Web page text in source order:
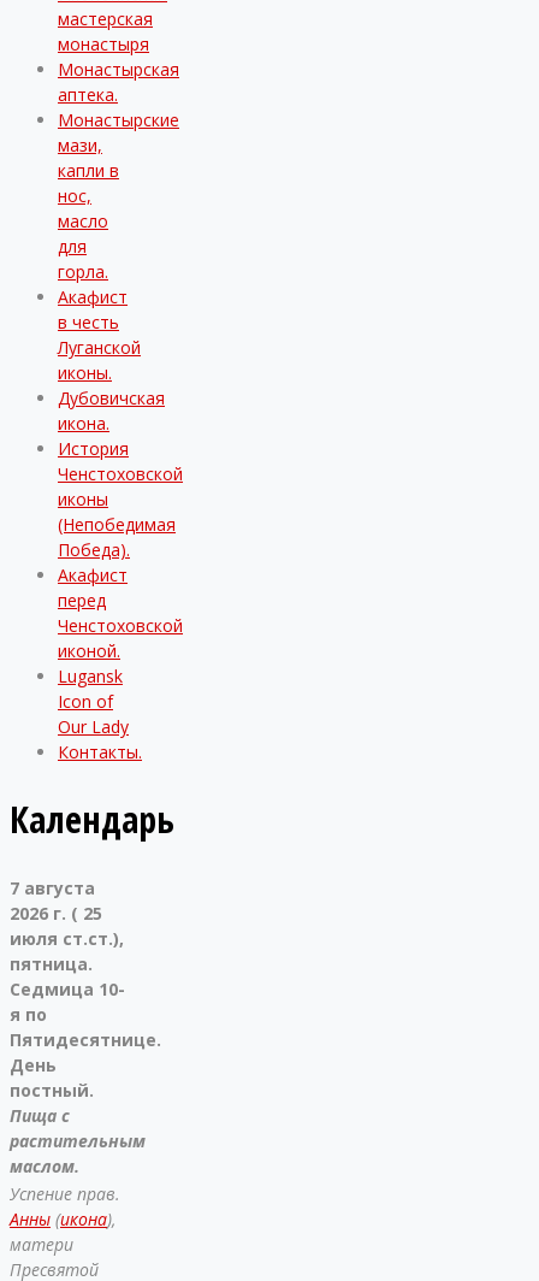
мастерская
монастыря
Монастырская
аптека.
Монастырские
мази,
капли в
нос,
масло
для
горла.
Акафист
в честь
Луганской
иконы.
Дубовичская
икона.
История
Ченстоховской
иконы
(Непобедимая
Победа).
Акафист
перед
Ченстоховской
иконой.
Lugansk
Icon of
Our Lady
Контакты.
Календарь
7 августа
2026 г. ( 25
июля ст.ст.),
пятница.
Седмица 10-
я по
Пятидесятнице.
День
постный.
Пища с
растительным
маслом.
Успение прав.
Анны (икона),
матери
Пресвятой